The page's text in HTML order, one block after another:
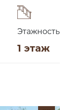
Этажность
1 этаж